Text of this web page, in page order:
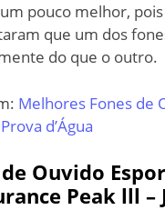
pouco melhor,
que um dos
do que o outro.
Melhores Fones de
d’Água
de Ouvido
Peak lll –